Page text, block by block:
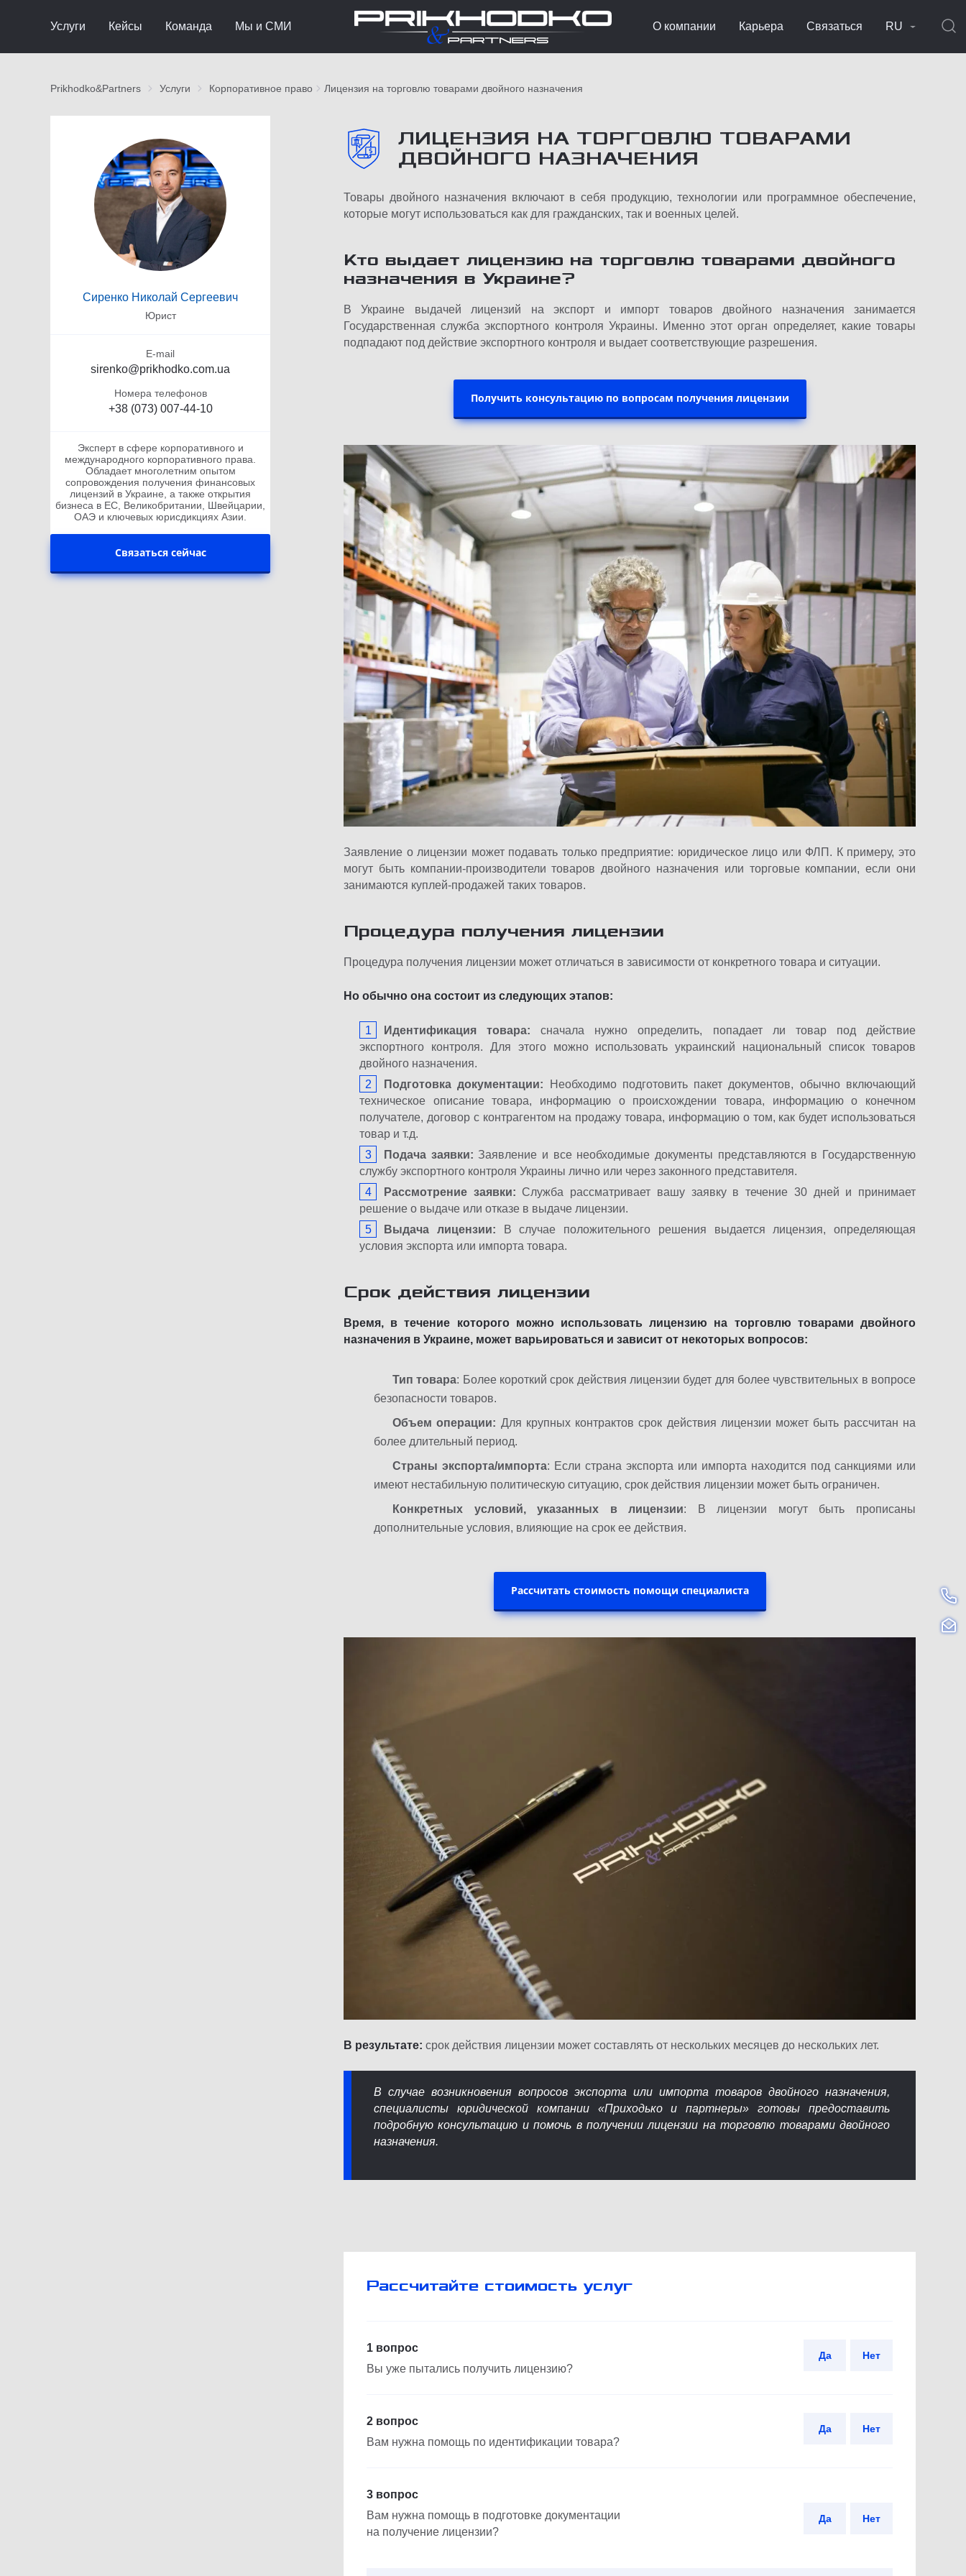
Услуги Кейсы Команда Мы и СМИ О компании Карьера Связаться RU
Prikhodko&Partners Услуги Корпоративное право Лицензия на торговлю товарами двойного назначения
Сиренко Николай Сергеевич
Юрист
E-mail
sirenko@prikhodko.com.ua
Номера телефонов
+38 (073) 007-44-10
Эксперт в сфере корпоративного и
международного корпоративного права.
Обладает многолетним опытом
сопровождения получения финансовых
лицензий в Украине, а также открытия
бизнеса в ЕС, Великобритании, Швейцарии,
ОАЭ и ключевых юрисдикциях Азии.
Связаться сейчас
ЛИЦЕНЗИЯ НА ТОРГОВЛЮ ТОВАРАМИ
ДВОЙНОГО НАЗНАЧЕНИЯ
Товары двойного назначения включают в себя продукцию, технологии или программное обеспечение,
которые могут использоваться как для гражданских, так и военных целей.
Кто выдает лицензию на торговлю товарами двойного
назначения в Украине?
В Украине выдачей лицензий на экспорт и импорт товаров двойного назначения занимается
Государственная служба экспортного контроля Украины. Именно этот орган определяет, какие товары
подпадают под действие экспортного контроля и выдает соответствующие разрешения.
Получить консультацию по вопросам получения лицензии
Заявление о лицензии может подавать только предприятие: юридическое лицо или ФЛП. К примеру, это
могут быть компании-производители товаров двойного назначения или торговые компании, если они
занимаются куплей-продажей таких товаров.
Процедура получения лицензии
Процедура получения лицензии может отличаться в зависимости от конкретного товара и ситуации.
Но обычно она состоит из следующих этапов:
Идентификация товара: сначала нужно определить, попадает ли товар под действие
экспортного контроля. Для этого можно использовать украинский национальный список товаров
двойного назначения.
Подготовка документации: Необходимо подготовить пакет документов, обычно включающий
техническое описание товара, информацию о происхождении товара, информацию о конечном
получателе, договор с контрагентом на продажу товара, информацию о том, как будет использоваться
товар и т.д.
Подача заявки: Заявление и все необходимые документы представляются в Государственную
службу экспортного контроля Украины лично или через законного представителя.
Рассмотрение заявки: Служба рассматривает вашу заявку в течение 30 дней и принимает
решение о выдаче или отказе в выдаче лицензии.
Выдача лицензии: В случае положительного решения выдается лицензия, определяющая
условия экспорта или импорта товара.
Срок действия лицензии
Время, в течение которого можно использовать лицензию на торговлю товарами двойного
назначения в Украине, может варьироваться и зависит от некоторых вопросов:
Тип товара: Более короткий срок действия лицензии будет для более чувствительных в вопросе
безопасности товаров.
Объем операции: Для крупных контрактов срок действия лицензии может быть рассчитан на
более длительный период.
Страны экспорта/импорта: Если страна экспорта или импорта находится под санкциями или
имеют нестабильную политическую ситуацию, срок действия лицензии может быть ограничен.
Конкретных условий, указанных в лицензии: В лицензии могут быть прописаны
дополнительные условия, влияющие на срок ее действия.
Рассчитать стоимость помощи специалиста
В результате: срок действия лицензии может составлять от нескольких месяцев до нескольких лет.
В случае возникновения вопросов экспорта или импорта товаров двойного назначения,
специалисты юридической компании «Приходько и партнеры» готовы предоставить
подробную консультацию и помочь в получении лицензии на торговлю товарами двойного
назначения.
Рассчитайте стоимость услуг
1 вопрос
Вы уже пытались получить лицензию?
Да Нет
2 вопрос
Вам нужна помощь по идентификации товара?
Да Нет
3 вопрос
Вам нужна помощь в подготовке документации
на получение лицензии?
Да Нет